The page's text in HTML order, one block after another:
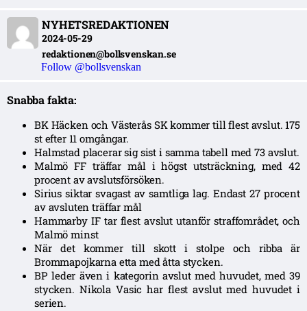
NYHETSREDAKTIONEN
2024-05-29
redaktionen@bollsvenskan.se
Follow @bollsvenskan
Snabba fakta:
BK Häcken och Västerås SK kommer till flest avslut. 175
st efter 11 omgångar.
Halmstad placerar sig sist i samma tabell med 73 avslut.
Malmö FF träffar mål i högst utsträckning, med 42
procent av avslutsförsöken.
Sirius siktar svagast av samtliga lag. Endast 27 procent
av avsluten träffar mål
Hammarby IF tar flest avslut utanför straffområdet, och
Malmö minst
När det kommer till skott i stolpe och ribba är
Brommapojkarna etta med åtta stycken.
BP leder även i kategorin avslut med huvudet, med 39
stycken. Nikola Vasic har flest avslut med huvudet i
serien.